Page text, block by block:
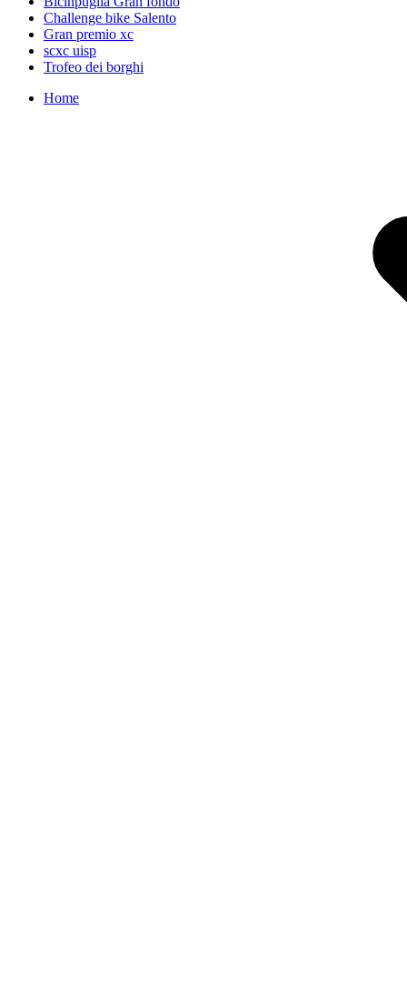
Challenge bike Salento
Gran premio xc
scxc uisp
Trofeo dei borghi
Home